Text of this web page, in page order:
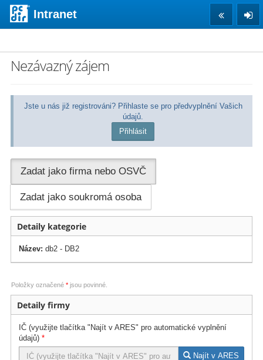
Intranet
Nezávazný zájem
Jste u nás již registrováni? Přihlaste se pro předvyplnění Vašich
údajů.
Přihlásit
Zadat jako firma nebo OSVČ
Zadat jako soukromá osoba
Detaily kategorie
Název: db2 - DB2
Položky označené * jsou povinné.
Detaily firmy
IČ (využijte tlačítka "Najít v ARES" pro automatické vyplnění
údajů) *
Najít v ARES